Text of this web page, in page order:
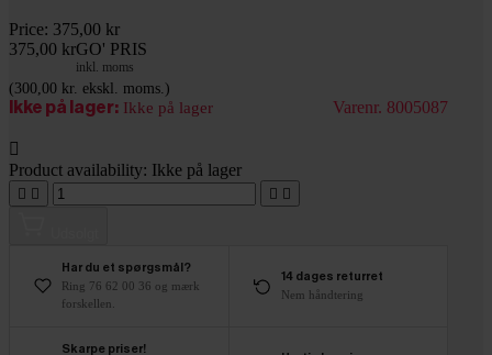
Price: 375,00 kr
375,00 krGO' PRIS
inkl. moms
(300,00 kr. ekskl. moms.)
Ikke på lager: Ikke på lager Varenr. 8005087

Product availability: Ikke på lager
   
Har du et spørgsmål?
Ring 76 62 00 36 og mærk
forskellen.
14 dages returret
Nem håndtering
Skarpe priser!